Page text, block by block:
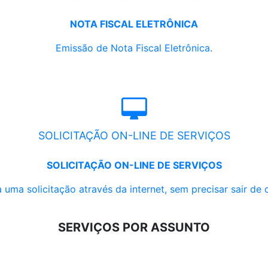
NOTA FISCAL ELETRÔNICA
Emissão de Nota Fiscal Eletrônica.
SOLICITAÇÃO ON-LINE DE SERVIÇOS
SOLICITAÇÃO ON-LINE DE SERVIÇOS
uma solicitação através da internet, sem precisar sair de
SERVIÇOS POR ASSUNTO